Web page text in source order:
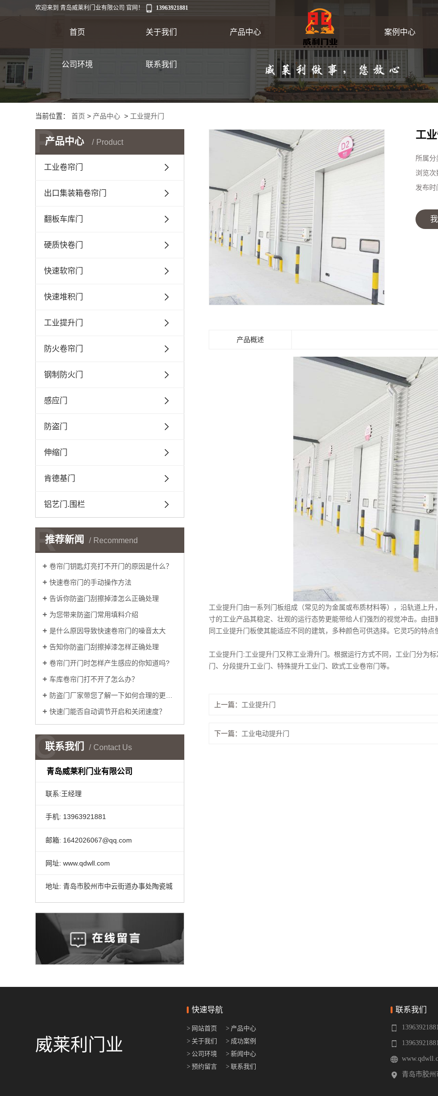
欢迎来到 青岛威莱利门业有限公司 官网！ 13963921881
首页 关于我们 产品中心
出口集装箱卷帘门
硬质快卷门
快速软帘门
快速堆积门
工业提升门
案例中心
客户案例
公司环境 联系我们
当前位置： 首页 > 产品中心 > 工业提升门
产品中心 Product
P
工业卷帘门
出口集装箱卷帘门
翻板车库门
硬质快卷门
快速软帘门
快速堆积门
工业提升门
防火卷帘门
钢制防火门
感应门
防盗门
伸缩门
肯德基门
铝艺门.围栏
推荐新闻 Recommend
R
卷帘门钥匙灯亮打不开门的原因是什么？
快速卷帘门的手动操作方法
告诉你防盗门刮擦掉漆怎么正确处理
为您带来防盗门常用填料介绍
是什么原因导致快速卷帘门的噪音太大
告知你防盗门刮擦掉漆怎样正确处理
卷帘门开门时怎样产生感应的你知道吗?
车库卷帘门打不开了怎么办？
防盗门厂家带您了解一下如何合理的更换门锁把手
快速门能否自动调节开启和关闭速度？
联系我们 Contact Us
C
青岛威莱利门业有限公司
联系:王经理
手机: 13963921881
邮箱: 1642026067@qq.com
网址: www.qdwll.com
地址: 青岛市胶州市中云街道办事处陶瓷城
工
所属分
浏览次
发布时
产品概述
工业提升门由一系列门板组成（常见的为金属或布质材料等），沿轨道上
寸的工业产品其稳定、壮观的运行态势更能带给人们强烈的视觉冲击。由
同工业提升门板使其能适应不同的建筑，多种颜色可供选择。它灵巧的特
工业提升门:工业提升门又称工业滑升门。根据运行方式不同，工业门分为
门、分段提升工业门、特殊提升工业门、欧式工业卷帘门等。
上一篇： 工业提升门
下一篇： 工业电动提升门
威莱利门业
快速导航
> 网站首页
> 产品中心
> 关于我们
> 成功案例
> 公司环境
> 新闻中心
> 预约留言
> 联系我们
联系我们
青岛市胶州